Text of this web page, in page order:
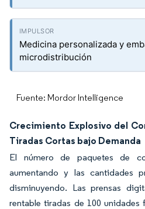
Medicina personalizada y
microdistribución
Fuente: Mordor Intelligence
Crecimiento Explosivo del
Tiradas Cortas bajo Demanda
El número de paquetes de
aumentando y las cantidades
disminuyendo. Las prensas
rentable tiradas de 100